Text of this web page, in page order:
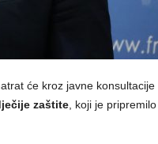
će kroz javne konsultacije
zaštite, koji je pripremilo